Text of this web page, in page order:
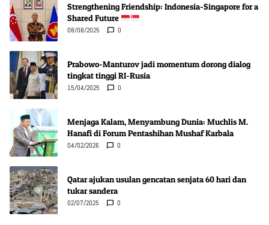
Strengthening Friendship: Indonesia-Singapore for a
Shared Future
08/08/2025 0
Prabowo-Manturov jadi momentum dorong dialog
tingkat tinggi RI-Rusia
15/04/2025 0
Menjaga Kalam, Menyambung Dunia: Muchlis M.
Hanafi di Forum Pentashihan Mushaf Karbala
04/02/2026 0
Qatar ajukan usulan gencatan senjata 60 hari dan
tukar sandera
02/07/2025 0